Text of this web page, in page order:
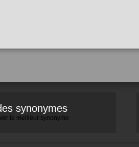
synonymes
le meilleur synonyme